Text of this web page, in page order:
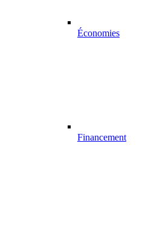
Économies
Financement